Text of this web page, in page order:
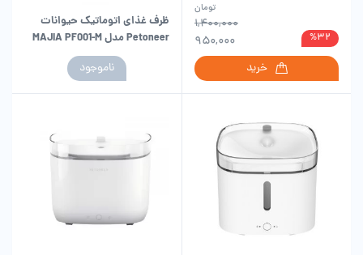
۱,۴۰۰,۰۰۰
تومان
۹۵۰,۰۰۰ %۳۲
خرید
ظرف غذای اتوماتیک حیوانات
Petoneer مدل MAJIA PF001-M
ناموجود